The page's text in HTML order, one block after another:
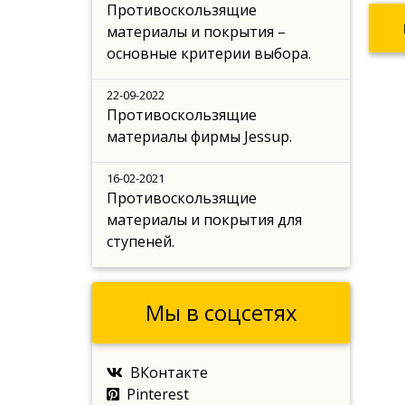
Противоскользящие
материалы и покрытия –
основные критерии выбора.
22-09-2022
Противоскользящие
материалы фирмы Jessup.
16-02-2021
Противоскользящие
материалы и покрытия для
ступеней.
Мы в соцсетях
ВКонтакте
Pinterest